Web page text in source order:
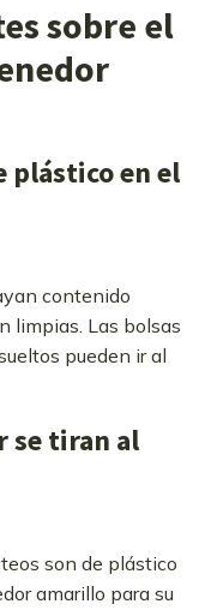
sobre el
plástico en el
contenido
limpias. Las bolsas
pueden ir al
se tiran al
son de plástico
amarillo para su